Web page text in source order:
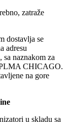
zatraže
dostavlja se
adresu
naznakom za
PLMA CHICAGO.
na gore
u skladu sa